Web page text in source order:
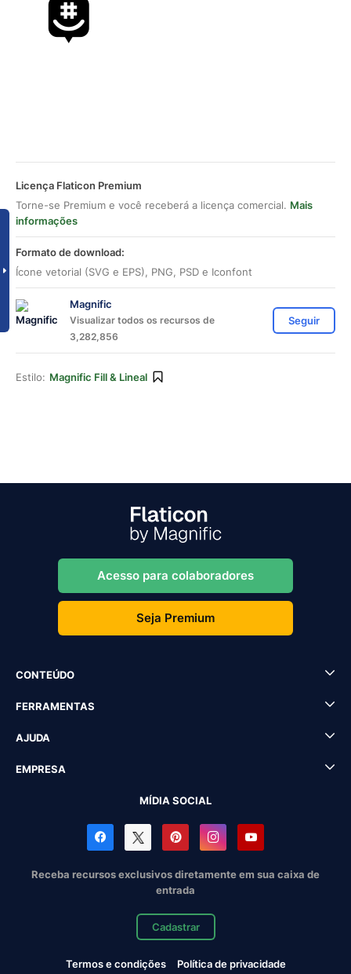
Licença Flaticon Premium
Torne-se Premium e você receberá a licença comercial. Mais
informações
Formato de download:
Ícone vetorial (SVG e EPS), PNG, PSD e Iconfont
Magnific
Visualizar todos os recursos de
3,282,856
Seguir
Estilo: Magnific Fill & Lineal
Acesso para colaboradores
Seja Premium
CONTEÚDO
FERRAMENTAS
AJUDA
EMPRESA
MÍDIA SOCIAL
Receba recursos exclusivos diretamente em sua caixa de
entrada
Cadastrar
Termos e condições
Política de privacidade